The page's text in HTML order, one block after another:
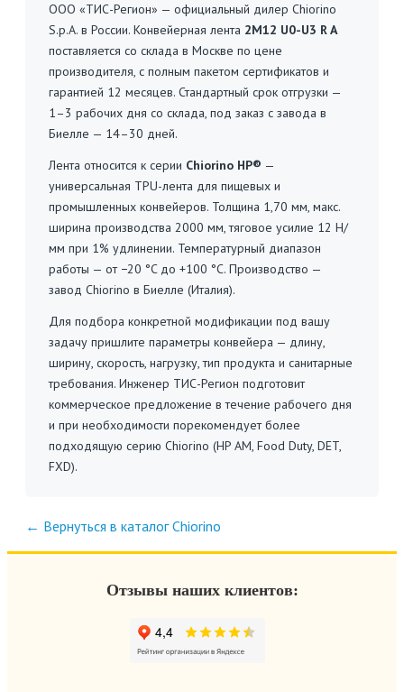
ООО «ТИС-Регион» — официальный дилер Chiorino
S.p.A. в России. Конвейерная лента 2M12 U0-U3 R A
поставляется со склада в Москве по цене
производителя, с полным пакетом сертификатов и
гарантией 12 месяцев. Стандартный срок отгрузки —
1–3 рабочих дня со склада, под заказ с завода в
Биелле — 14–30 дней.
Лента относится к серии Chiorino HP® —
универсальная TPU-лента для пищевых и
промышленных конвейеров. Толщина 1,70 мм, макс.
ширина производства 2000 мм, тяговое усилие 12 Н/
мм при 1% удлинении. Температурный диапазон
работы — от −20 °C до +100 °C. Производство —
завод Chiorino в Биелле (Италия).
Для подбора конкретной модификации под вашу
задачу пришлите параметры конвейера — длину,
ширину, скорость, нагрузку, тип продукта и санитарные
требования. Инженер ТИС-Регион подготовит
коммерческое предложение в течение рабочего дня
и при необходимости порекомендует более
подходящую серию Chiorino (HP AM, Food Duty, DET,
FXD).
← Вернуться в каталог Chiorino
Отзывы наших клиентов: